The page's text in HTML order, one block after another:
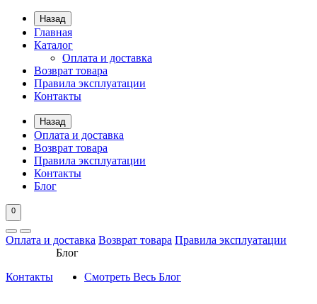
Назад
Главная
Каталог
Оплата и доставка
Возврат товара
Правила эксплуатации
Контакты
Назад
Оплата и доставка
Возврат товара
Правила эксплуатации
Контакты
Блог
0
Оплата и доставка Возврат товара Правила эксплуатации
Контакты
Блог
Смотреть Весь Блог